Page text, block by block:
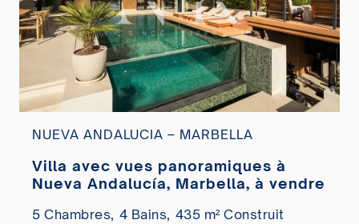
NUEVA ANDALUCIA – MARBELLA
Villa avec vues panoramiques à
Nueva Andalucía, Marbella, à vendre
5 Chambres, 4 Bains, 435 m² Construit